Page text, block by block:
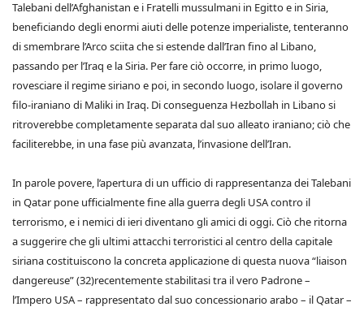
Talebani dell’Afghanistan e i Fratelli mussulmani in Egitto e in Siria,
beneficiando degli enormi aiuti delle potenze imperialiste, tenteranno
di smembrare l’Arco sciita che si estende dall’Iran fino al Libano,
passando per l’Iraq e la Siria. Per fare ciò occorre, in primo luogo,
rovesciare il regime siriano e poi, in secondo luogo, isolare il governo
filo-iraniano di Maliki in Iraq. Di conseguenza Hezbollah in Libano si
ritroverebbe completamente separata dal suo alleato iraniano; ciò che
faciliterebbe, in una fase più avanzata, l’invasione dell’Iran.
In parole povere, l’apertura di un ufficio di rappresentanza dei Talebani
in Qatar pone ufficialmente fine alla guerra degli USA contro il
terrorismo, e i nemici di ieri diventano gli amici di oggi. Ciò che ritorna
a suggerire che gli ultimi attacchi terroristici al centro della capitale
siriana costituiscono la concreta applicazione di questa nuova “liaison
dangereuse” (32)recentemente stabilitasi tra il vero Padrone –
l’Impero USA – rappresentato dal suo concessionario arabo – il Qatar –